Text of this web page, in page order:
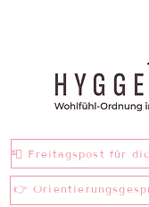
👉